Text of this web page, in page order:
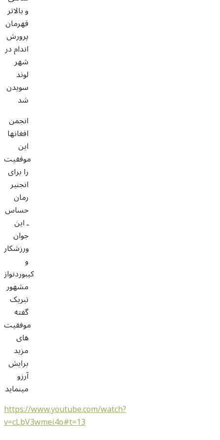
و بالاتر
قهرمان
پرورش
اندام در
شهر
لوند
سویدن
شد
انجمن
افغانها
این
موفقیت
را برای
انجنیر
رمان
حساس
ـ این
جوان
ورزشکار
و
کیبوردنواز
مشهور
تبریک
گفته
موفقیت
های
مزید
برایش
آرزو
مینماید
https://www.youtube.com/watch?
v=cLbV3wmei4o#t=13